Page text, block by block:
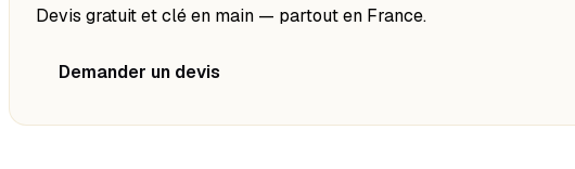
Devis gratuit et clé en main — partout en France.
Demander un devis